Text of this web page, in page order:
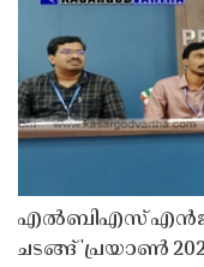
എൽബിഎസ്
ചടങ്ങ് 'പ്രയാൺ